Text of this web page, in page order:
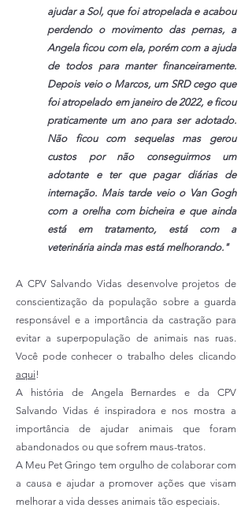
ajudar a Sol, que foi atropelada e acabou
perdendo o movimento das pernas, a
Angela ficou com ela, porém com a ajuda
de todos para manter financeiramente.
Depois veio o Marcos, um SRD cego que
foi atropelado em janeiro de 2022, e ficou
praticamente um ano para ser adotado.
Não ficou com sequelas mas gerou
custos por não conseguirmos um
adotante e ter que pagar diárias de
internação. Mais tarde veio o Van Gogh
com a orelha com bicheira e que ainda
está em tratamento, está com a
veterinária ainda mas está melhorando."
A CPV Salvando Vidas desenvolve projetos de
conscientização da população sobre a guarda
responsável e a importância da castração para
evitar a superpopulação de animais nas ruas.
Você pode conhecer o trabalho deles clicando
aqui !
A história de Angela Bernardes e da CPV
Salvando Vidas é inspiradora e nos mostra a
importância de ajudar animais que foram
abandonados ou que sofrem maus-tratos.
A Meu Pet Gringo tem orgulho de colaborar com
a causa e ajudar a promover ações que visam
melhorar a vida desses animais tão especiais.